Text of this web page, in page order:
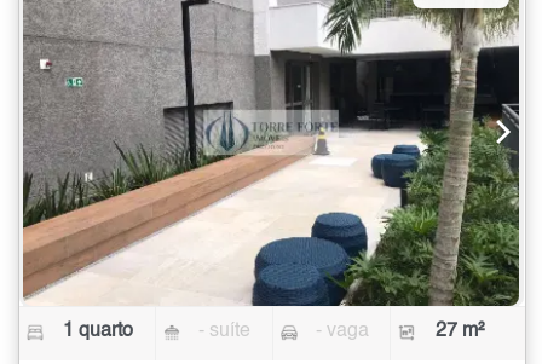
1 quarto - suíte - vaga 27 m²